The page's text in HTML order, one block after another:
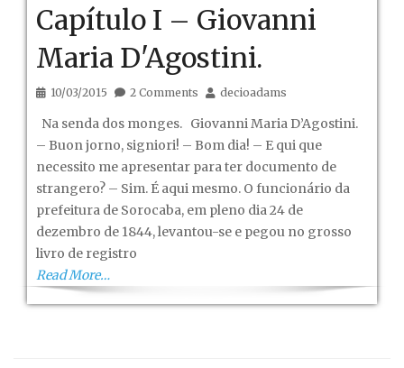
Capítulo I – Giovanni
Maria D'Agostini.
10/03/2015 2 Comments decioadams
Na senda dos monges. Giovanni Maria D’Agostini.
– Buon jorno, signiori! – Bom dia! – E qui que
necessito me apresentar para ter documento de
strangero? – Sim. É aqui mesmo. O funcionário da
prefeitura de Sorocaba, em pleno dia 24 de
dezembro de 1844, levantou-se e pegou no grosso
livro de registro
Read More…